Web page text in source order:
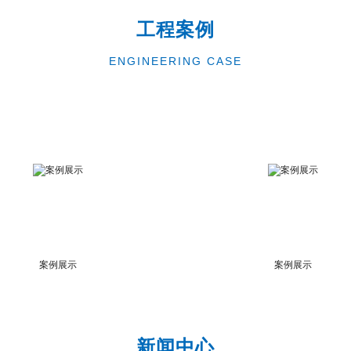
工程案例
ENGINEERING CASE
案例展示 案例展示
新闻中心